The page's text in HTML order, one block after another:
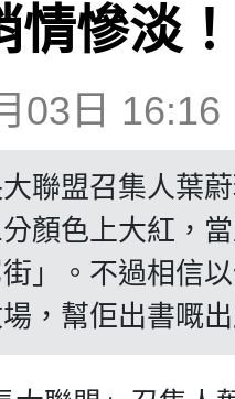
慘淡！
03日 16:16
聯盟召集人葉
顏色上大紅，
」。不過相信
，幫佢出書嘅出